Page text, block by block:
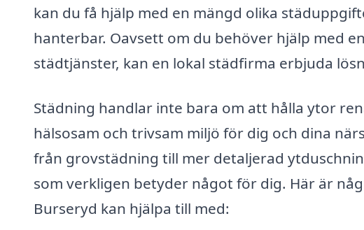
kan du få hjälp med en mängd olika
hanterbar. Oavsett om du behöver hjälp med
städtjänster, kan en lokal städfirma erbjuda
Städning handlar inte bara om att hålla ytor
hälsosam och trivsam miljö för dig och dina
från grovstädning till mer detaljerad
som verkligen betyder något för dig. Här är
Burseryd kan hjälpa till med: